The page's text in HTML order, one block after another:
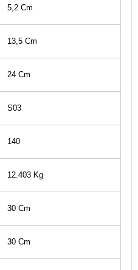
5,2 Cm
13,5 Cm
24 Cm
S03
140
12.403 Kg
30 Cm
30 Cm